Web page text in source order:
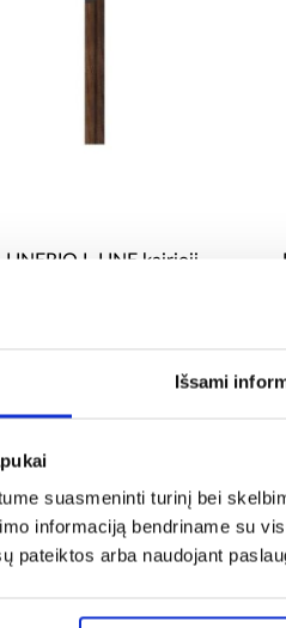
Išsami
suasmeninti turinį bei
informaciją bendriname su
pateiktos arba naudojant
LINERIO L-LINE kairioji
šią